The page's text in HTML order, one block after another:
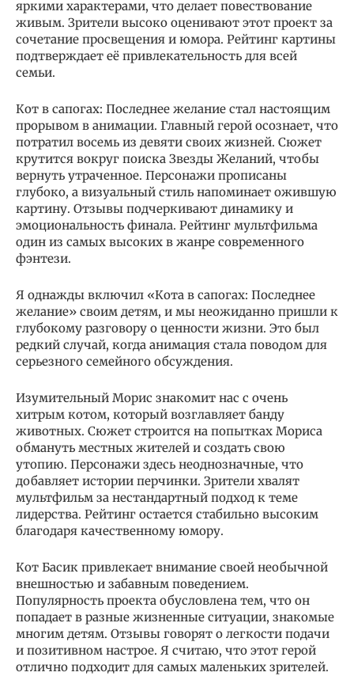
яркими характерами, что делает повествование
живым. Зрители высоко оценивают этот проект за
сочетание просвещения и юмора. Рейтинг картины
подтверждает её привлекательность для всей
семьи.
Кот в сапогах: Последнее желание стал настоящим
прорывом в анимации. Главный герой осознает, что
потратил восемь из девяти своих жизней. Сюжет
крутится вокруг поиска Звезды Желаний, чтобы
вернуть утраченное. Персонажи прописаны
глубоко, а визуальный стиль напоминает ожившую
картину. Отзывы подчеркивают динамику и
эмоциональность финала. Рейтинг мультфильма
один из самых высоких в жанре современного
фэнтези.
Я однажды включил «Кота в сапогах: Последнее
желание» своим детям, и мы неожиданно пришли к
глубокому разговору о ценности жизни. Это был
редкий случай, когда анимация стала поводом для
серьезного семейного обсуждения.
Изумительный Морис знакомит нас с очень
хитрым котом, который возглавляет банду
животных. Сюжет строится на попытках Мориса
обмануть местных жителей и создать свою
утопию. Персонажи здесь неоднозначные, что
добавляет истории перчинки. Зрители хвалят
мультфильм за нестандартный подход к теме
лидерства. Рейтинг остается стабильно высоким
благодаря качественному юмору.
Кот Басик привлекает внимание своей необычной
внешностью и забавным поведением.
Популярность проекта обусловлена тем, что он
попадает в разные жизненные ситуации, знакомые
многим детям. Отзывы говорят о легкости подачи
и позитивном настрое. Я считаю, что этот герой
отлично подходит для самых маленьких зрителей.